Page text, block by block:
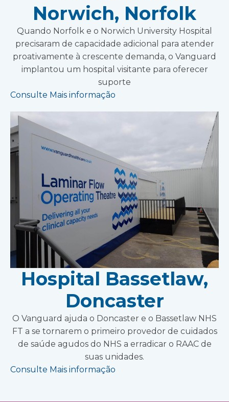
Norwich, Norfolk
Quando Norfolk e o Norwich University Hospital
precisaram de capacidade adicional para atender
proativamente à crescente demanda, o Vanguard
implantou um hospital visitante para oferecer
suporte
Consulte Mais informação
Hospital Bassetlaw,
Doncaster
O Vanguard ajuda o Doncaster e o Bassetlaw NHS
FT a se tornarem o primeiro provedor de cuidados
de saúde agudos do NHS a erradicar o RAAC de
suas unidades.
Consulte Mais informação